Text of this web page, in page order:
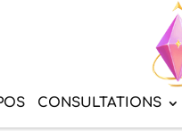
CONSULTATIONS